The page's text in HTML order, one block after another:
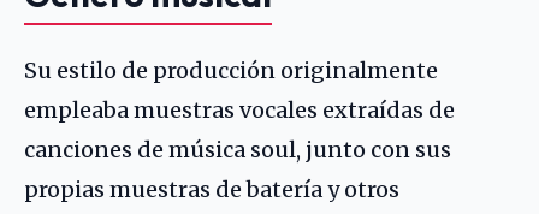
Su estilo de producción originalmente
empleaba muestras vocales extraídas de
canciones de música soul, junto con sus
propias muestras de batería y otros